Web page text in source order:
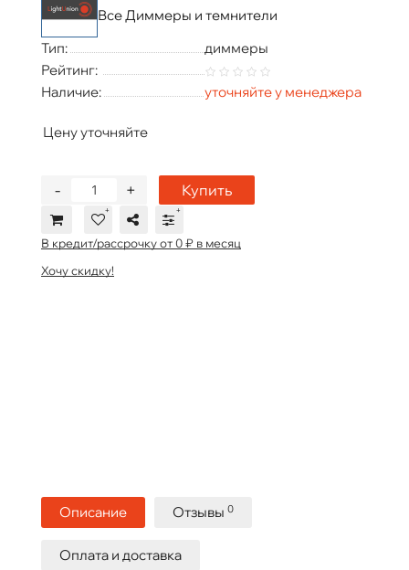
Все Диммеры и темнители
Тип:
диммеры
Рейтинг:
Наличие:
уточняйте у менеджера
Цену уточняйте
+
- Купить
В кредит/рассрочку от 0 ₽ в месяц
Хочу скидку!
Описание Отзывы 0
Оплата и доставка